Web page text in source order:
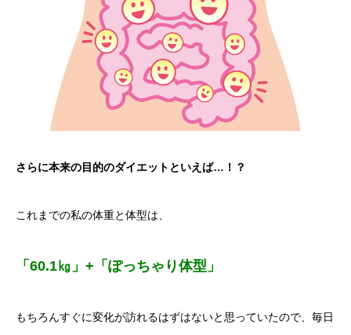
さらに本来の目的のダイエットといえば…！？
これまでの私の体重と体型は、
「60.1㎏」+「ぽっちゃり体型」
もちろんすぐに変化が訪れるはずはないと思っていたので、毎日